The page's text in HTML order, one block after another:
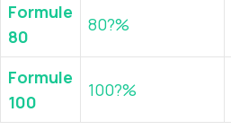
Formule
80
80?%
Formule
100
100?%